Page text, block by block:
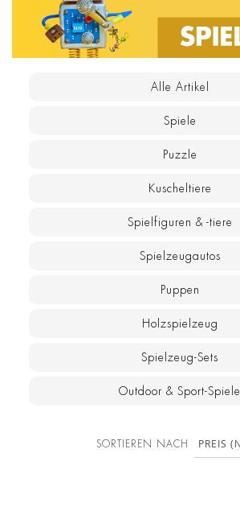
Alle Artikel
Spiele
Puzzle
Kuscheltiere
Spielfiguren & -tiere
Spielzeugautos
Puppen
Holzspielzeug
Spielzeug-Sets
Outdoor & Sport-Spiele
SORTIEREN NACH